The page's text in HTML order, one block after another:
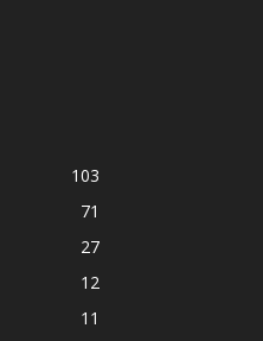
103
71
27
12
11